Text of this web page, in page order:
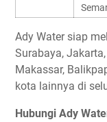
Ady Water siap
Surabaya,
Makassar,
kota lainnya di
Hubungi Ady